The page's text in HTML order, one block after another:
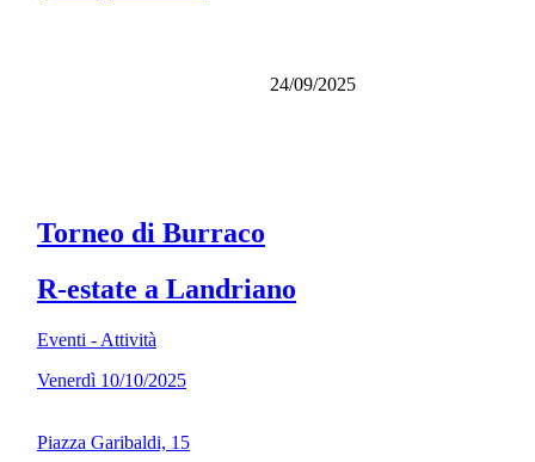
24/09/2025
Torneo di Burraco
R-estate a Landriano
Eventi - Attività
Venerdì 10/10/2025
Piazza Garibaldi, 15